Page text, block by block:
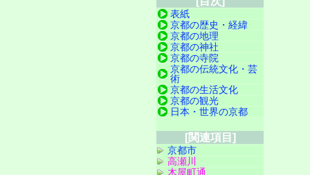
表紙
京都の歴史・経緯
京都の地理
京都の神社
京都の寺院
京都の伝統文化・芸
術
京都の生活文化
京都の観光
日本・世界の京都
[関連項目]
京都市
高瀬川
木屋町通